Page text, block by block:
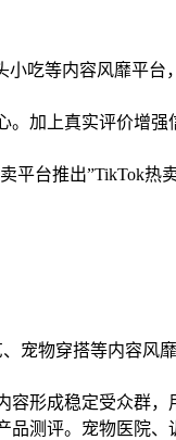
吃等内容风靡平台
加上真实评价增
台推出”TikTok热
宠物穿搭等内容风
形成稳定受众群，
测评。宠物医院